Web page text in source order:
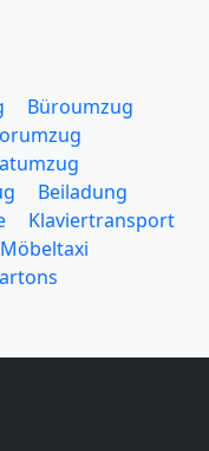
Büroumzug
Beiladung
Klaviertransport
Möbeltaxi